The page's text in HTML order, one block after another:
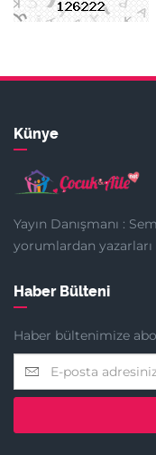
Künye
Yayın Danışmanı :
yorumlardan
Haber Bülteni
Haber bültenimize